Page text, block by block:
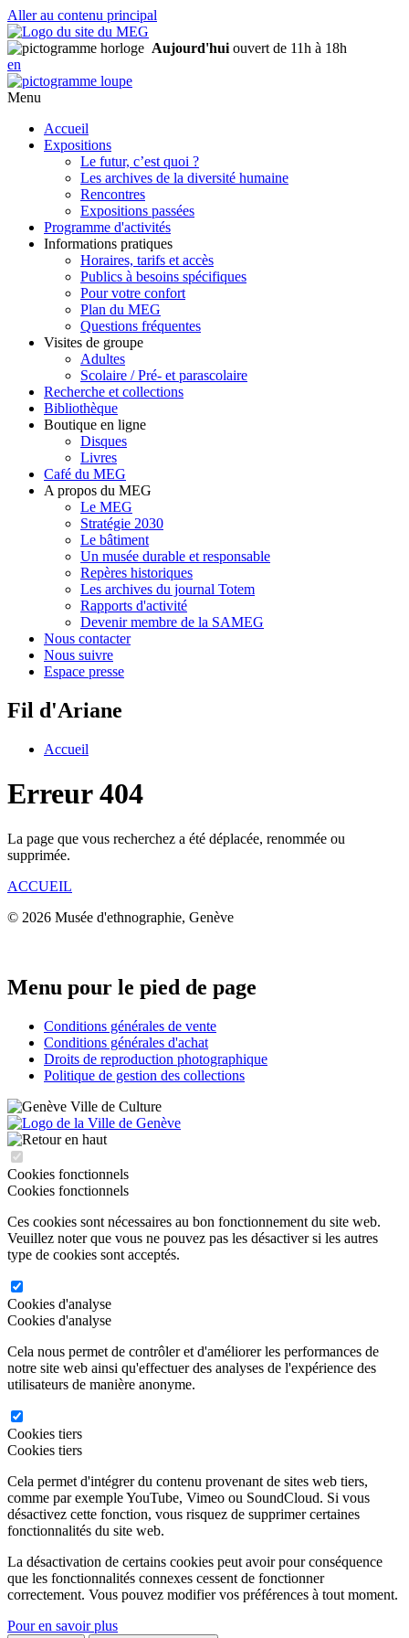
Aller au contenu principal
Aujourd'hui ouvert de 11h à 18h
en
Menu
Accueil
Expositions
Le futur, c’est quoi ?
Les archives de la diversité humaine
Rencontres
Expositions passées
Programme d'activités
Informations pratiques
Horaires, tarifs et accès
Publics à besoins spécifiques
Pour votre confort
Plan du MEG
Questions fréquentes
Visites de groupe
Adultes
Scolaire / Pré- et parascolaire
Recherche et collections
Bibliothèque
Boutique en ligne
Disques
Livres
Café du MEG
A propos du MEG
Le MEG
Stratégie 2030
Le bâtiment
Un musée durable et responsable
Repères historiques
Les archives du journal Totem
Rapports d'activité
Devenir membre de la SAMEG
Nous contacter
Nous suivre
Espace presse
Fil d'Ariane
Accueil
Erreur 404
La page que vous recherchez a été déplacée, renommée ou
supprimée.
ACCUEIL
© 2026 Musée d'ethnographie, Genève
Menu pour le pied de page
Conditions générales de vente
Conditions générales d'achat
Droits de reproduction photographique
Politique de gestion des collections
Cookies fonctionnels
Cookies fonctionnels
Ces cookies sont nécessaires au bon fonctionnement du site web.
Veuillez noter que vous ne pouvez pas les désactiver si les autres
type de cookies sont acceptés.
Cookies d'analyse
Cookies d'analyse
Cela nous permet de contrôler et d'améliorer les performances de
notre site web ainsi qu'effectuer des analyses de l'expérience des
utilisateurs de manière anonyme.
Cookies tiers
Cookies tiers
Cela permet d'intégrer du contenu provenant de sites web tiers,
comme par exemple YouTube, Vimeo ou SoundCloud. Si vous
désactivez cette fonction, vous risquez de supprimer certaines
fonctionnalités du site web.
La désactivation de certains cookies peut avoir pour conséquence
que les fonctionnalités connexes cessent de fonctionner
correctement. Vous pouvez modifier vos préférences à tout moment.
Pour en savoir plus